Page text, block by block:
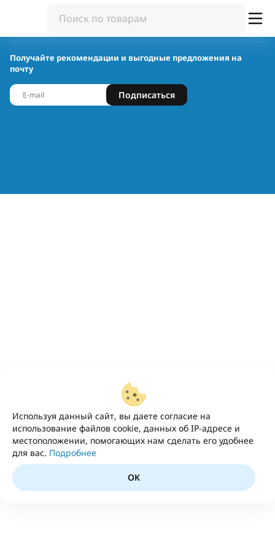
Используя данный сайт, вы даете согласие на
использование файлов cookie, данных об IP-адресе и
местоположении, помогающих нам сделать его удобнее
для вас. Подробнее
OK
Получайте рекомендации и выгодные предложения на
почту
Подписаться